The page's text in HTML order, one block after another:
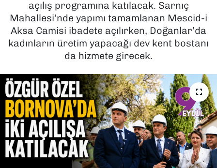
açılış programına katılacak. Sarnıç
Mahallesi’nde yapımı tamamlanan Mescid-i
Aksa Camisi ibadete açılırken, Doğanlar’da
kadınların üretim yapacağı dev kent bostanı
da hizmete girecek.
SAĞLIK
SPOR
YAŞAM
YEREL YÖNETİMLER